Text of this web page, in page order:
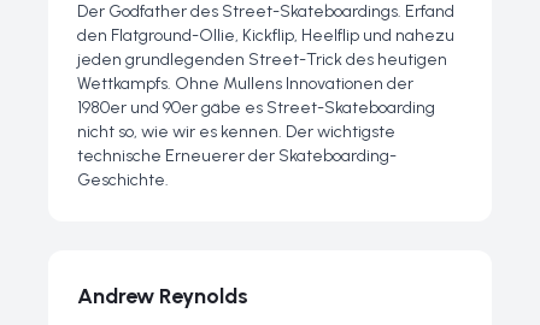
Der Godfather des Street-Skateboardings. Erfand
den Flatground-Ollie, Kickflip, Heelflip und nahezu
jeden grundlegenden Street-Trick des heutigen
Wettkampfs. Ohne Mullens Innovationen der
1980er und 90er gäbe es Street-Skateboarding
nicht so, wie wir es kennen. Der wichtigste
technische Erneuerer der Skateboarding-
Geschichte.
Andrew Reynolds